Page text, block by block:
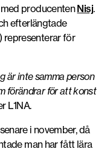
producentenNisj.
efterlängtade
representerar för
är inte samma person
förändrar för att konst
L1NA.
i november, då
man har fått lära